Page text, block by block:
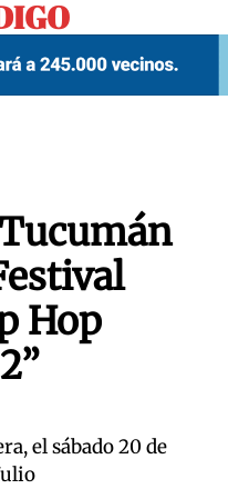
Hop
el sábado 20 de